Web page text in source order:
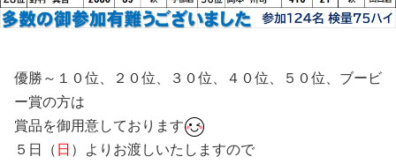
優勝～１０位、２０位、３０位、４０位、５０位、ブービ
ー賞の方は
賞品を御用意しております
５日（ 日 ）よりお渡しいたしますので